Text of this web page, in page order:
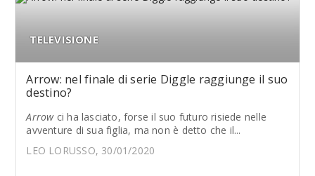
TELEVISIONE
Arrow: nel finale di serie Diggle raggiunge il suo
destino?
Arrowci ha lasciato, forse il suo futuro risiede nelle
avventure di sua figlia, ma non è detto che il...
LEO LORUSSO, 30/01/2020